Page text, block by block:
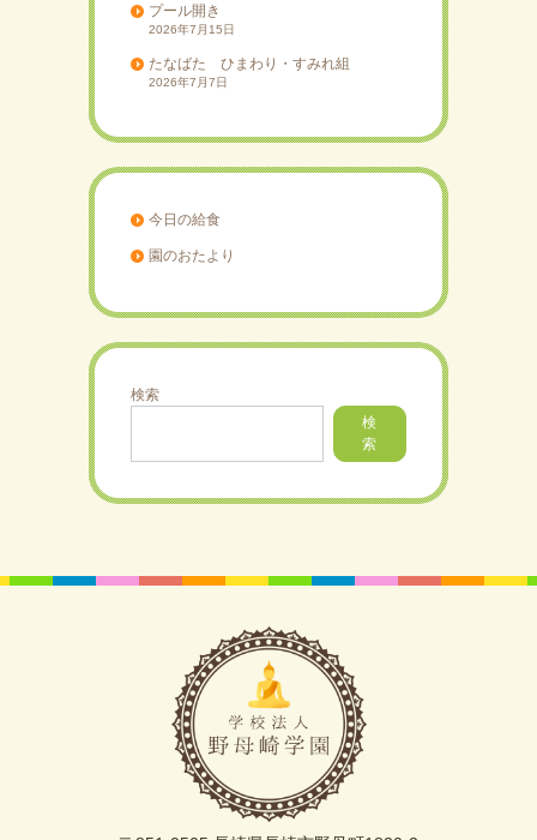
プール開き
2026年7月15日
たなばた ひまわり・すみれ組
2026年7月7日
今日の給食
園のおたより
検索
検
索